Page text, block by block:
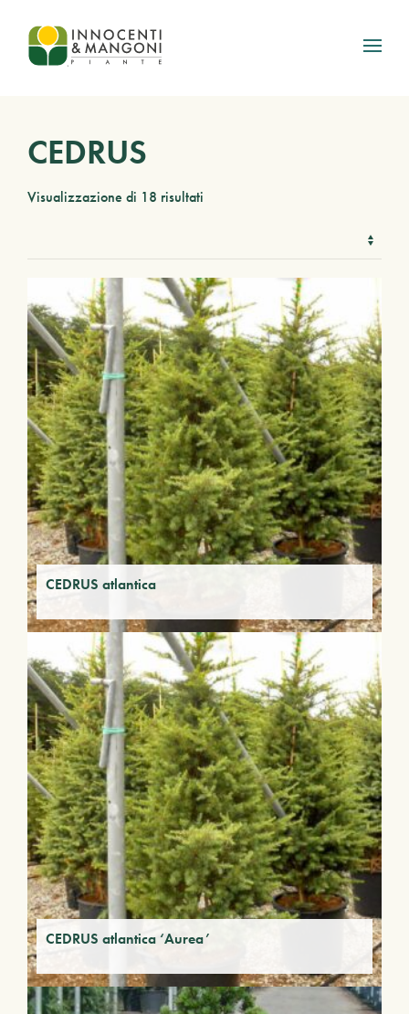
Skip to main content
CEDRUS
Visualizzazione di 18 risultati
CEDRUS atlantica
CEDRUS atlantica ‘Aurea’